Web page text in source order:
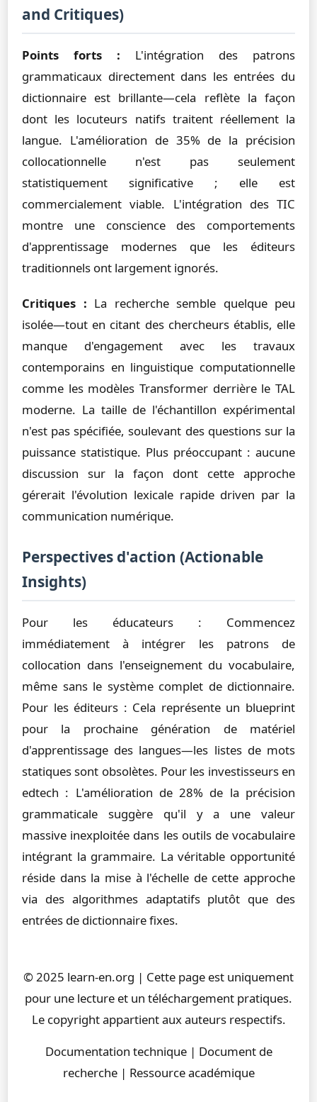
and Critiques)
Points forts : L'intégration des patrons
grammaticaux directement dans les entrées du
dictionnaire est brillante—cela reflète la façon
dont les locuteurs natifs traitent réellement la
langue. L'amélioration de 35% de la précision
collocationnelle n'est pas seulement
statistiquement significative ; elle est
commercialement viable. L'intégration des TIC
montre une conscience des comportements
d'apprentissage modernes que les éditeurs
traditionnels ont largement ignorés.
Critiques : La recherche semble quelque peu
isolée—tout en citant des chercheurs établis, elle
manque d'engagement avec les travaux
contemporains en linguistique computationnelle
comme les modèles Transformer derrière le TAL
moderne. La taille de l'échantillon expérimental
n'est pas spécifiée, soulevant des questions sur la
puissance statistique. Plus préoccupant : aucune
discussion sur la façon dont cette approche
gérerait l'évolution lexicale rapide driven par la
communication numérique.
Perspectives d'action (Actionable
Insights)
Pour les éducateurs : Commencez
immédiatement à intégrer les patrons de
collocation dans l'enseignement du vocabulaire,
même sans le système complet de dictionnaire.
Pour les éditeurs : Cela représente un blueprint
pour la prochaine génération de matériel
d'apprentissage des langues—les listes de mots
statiques sont obsolètes. Pour les investisseurs en
edtech : L'amélioration de 28% de la précision
grammaticale suggère qu'il y a une valeur
massive inexploitée dans les outils de vocabulaire
intégrant la grammaire. La véritable opportunité
réside dans la mise à l'échelle de cette approche
via des algorithmes adaptatifs plutôt que des
entrées de dictionnaire fixes.
© 2025 learn-en.org | Cette page est uniquement
pour une lecture et un téléchargement pratiques.
Le copyright appartient aux auteurs respectifs.
Documentation technique | Document de
recherche | Ressource académique